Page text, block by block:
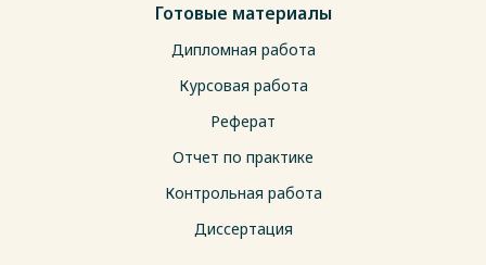
Готовые материалы
Дипломная работа
Курсовая работа
Реферат
Отчет по практике
Контрольная работа
Диссертация